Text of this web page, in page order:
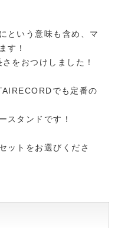
という意味も含め、マ
す！
をおつけしました！
でも定番の
スタンドです！
ットをお選びくださ